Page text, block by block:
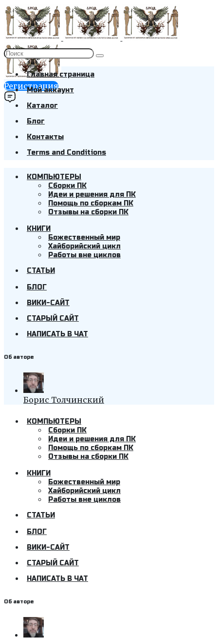
Регистрация
Главная страница
Мой аккаунт
Каталог
Блог
Контакты
Terms and Conditions
КОМПЬЮТЕРЫ
Cборки ПК
Идеи и решения для ПК
Помощь по сборкам ПК
Отзывы на сборки ПК
КНИГИ
Божественный мир
Хайборийский цикл
Работы вне циклов
СТАТЬИ
БЛОГ
ВИКИ-САЙТ
СТАРЫЙ САЙТ
НАПИСАТЬ В ЧАТ
Об авторе
Борис Толчинский
КОМПЬЮТЕРЫ
Cборки ПК
Идеи и решения для ПК
Помощь по сборкам ПК
Отзывы на сборки ПК
КНИГИ
Божественный мир
Хайборийский цикл
Работы вне циклов
СТАТЬИ
БЛОГ
ВИКИ-САЙТ
СТАРЫЙ САЙТ
НАПИСАТЬ В ЧАТ
Об авторе